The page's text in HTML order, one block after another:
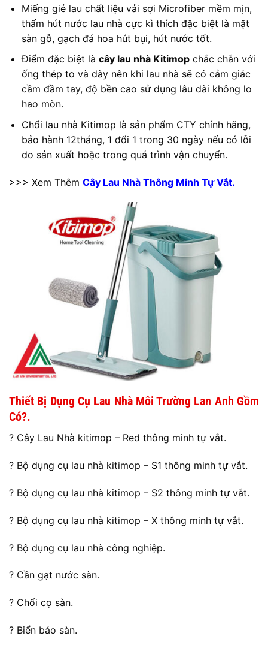
Miếng giẻ lau chất liệu vải sợi Microfiber mềm mịn,
thấm hút nước lau nhà cực kì thích đặc biệt là mặt
sàn gỗ, gạch đá hoa hút bụi, hút nước tốt.
Điểm đặc biệt là cây lau nhà Kitimopchắc chắn với
ống thép to và dày nên khi lau nhà sẽ có cảm giác
cầm đầm tay, độ bền cao sử dụng lâu dài không lo
hao mòn.
Chổi lau nhà Kitimop là sản phẩm CTY chính hãng,
bảo hành 12tháng, 1 đổi 1 trong 30 ngày nếu có lỗi
do sản xuất hoặc trong quá trình vận chuyển.
>>> Xem Thêm Cây Lau Nhà Thông Minh Tự Vắt.
Thiết Bị Dụng Cụ Lau Nhà Môi Trường Lan Anh Gồm
Có?.
? Cây Lau Nhà kitimop – Red thông minh tự vắt.
? Bộ dụng cụ lau nhà kitimop – S1 thông minh tự vắt.
? Bộ dụng cụ lau nhà kitimop – S2 thông minh tự vắt.
? Bộ dụng cụ lau nhà kitimop – X thông minh tự vắt.
? Bộ dụng cụ lau nhà công nghiệp.
? Cần gạt nước sàn.
? Chổi cọ sàn.
? Biển báo sàn.